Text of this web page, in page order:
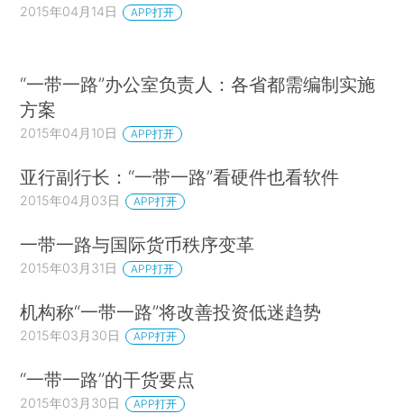
2015年04月14日 APP打开
“一带一路”办公室负责人：各省都需编制实施
方案
2015年04月10日 APP打开
亚行副行长：“一带一路”看硬件也看软件
2015年04月03日 APP打开
一带一路与国际货币秩序变革
2015年03月31日 APP打开
机构称“一带一路”将改善投资低迷趋势
2015年03月30日 APP打开
“一带一路”的干货要点
2015年03月30日 APP打开